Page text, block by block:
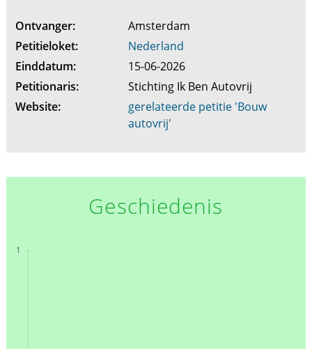
Ontvanger:
Amsterdam
Petitieloket:
Nederland
Einddatum:
15-06-2026
Petitionaris:
Stichting Ik Ben Autovrij
Website:
gerelateerde petitie 'Bouw
autovrij'
Geschiedenis